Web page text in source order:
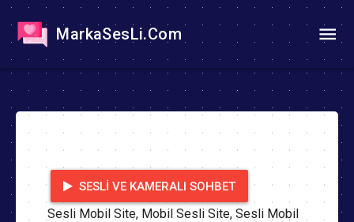
MarkaSesLi.Com
SESLI VE KAMERALI SOHBET
Sesli Mobil Site, Mobil Sesli Site, Sesli Mobil